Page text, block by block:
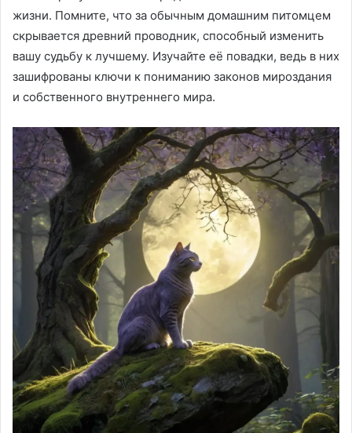
жизни. Помните, что за обычным домашним питомцем
скрывается древний проводник, способный изменить
вашу судьбу к лучшему. Изучайте её повадки, ведь в них
зашифрованы ключи к пониманию законов мироздания
и собственного внутреннего мира.